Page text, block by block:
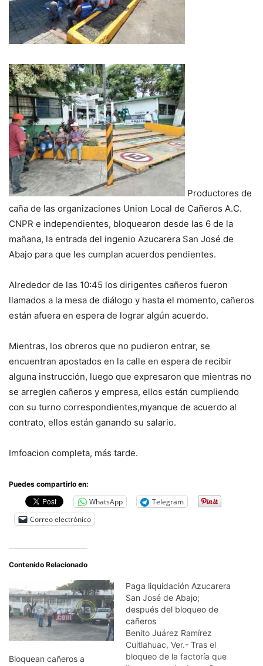
Productores de
caña de las organizaciones Union Local de Cañeros A.C.
CNPR e independientes, bloquearon desde las 6 de la
mañana, la entrada del ingenio Azucarera San José de
Abajo para que les cumplan acuerdos pendientes.
Alrededor de las 10:45 los dirigentes cañeros fueron
llamados a la mesa de diálogo y hasta el momento, cañeros
están afuera en espera de lograr algún acuerdo.
Mientras, los obreros que no pudieron entrar, se
encuentran apostados en la calle en espera de recibir
alguna instrucción, luego que expresaron que mientras no
se arreglen cañeros y empresa, ellos están cumpliendo
con su turno correspondientes,myanque de acuerdo al
contrato, ellos están ganando su salario.
Imfoacion completa, más tarde.
Puedes compartirlo en:
WhatsApp
Telegram
Correo electrónico
Contenido Relacionado
Bloquean cañeros a
Paga liquidación Azucarera
San José de Abajo;
después del bloqueo de
cañeros
Benito Juárez Ramírez
Cuitlahuac, Ver.- Tras el
bloqueo de la factoría que